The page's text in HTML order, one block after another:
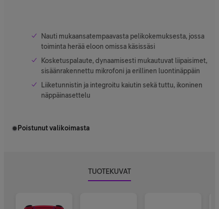
Nauti mukaansatempaavasta pelikokemuksesta, jossa
toiminta herää eloon omissa käsissäsi
Kosketuspalaute, dynaamisesti mukautuvat liipaisimet,
sisäänrakennettu mikrofoni ja erillinen luontinäppäin
Liiketunnistin ja integroitu kaiutin sekä tuttu, ikoninen
näppäinasettelu
Poistunut valikoimasta
TUOTEKUVAT